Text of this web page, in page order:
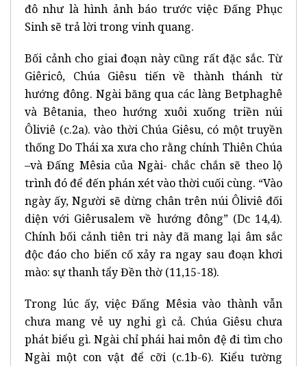
đô như là hình ảnh báo trước việc Đấng Phục
Sinh sẽ trả lời trong vinh quang.
Bối cảnh cho giai đoạn này cũng rất đặc sắc. Từ
Giêricô, Chúa Giêsu tiến về thành thánh từ
hướng đông. Ngài băng qua các làng Betphaghê
và Bêtania, theo hướng xuôi xuống triền núi
Ôliviê (c.2a). vào thời Chúa Giêsu, có một truyền
thống Do Thái xa xưa cho rằng chính Thiên Chúa
–và Đấng Mêsia của Ngài- chắc chắn sẽ theo lộ
trình đó để đến phán xét vào thời cuối cùng. “Vào
ngày ấy, Người sẽ dừng chân trên núi Ôliviê đối
diện với Giêrusalem về hướng đông” (Dc 14,4).
Chính bối cảnh tiên tri này đã mang lại âm sắc
độc đáo cho biến cố xảy ra ngay sau đoạn khơi
mào: sự thanh tẩy Đền thờ (11,15-18).
Trong lúc ấy, việc Đấng Mêsia vào thành vẫn
chưa mang vẻ uy nghi gì cả. Chúa Giêsu chưa
phát biểu gì. Ngài chỉ phái hai môn đệ đi tìm cho
Ngài một con vật để cỡi (c.1b-6). Kiểu tường